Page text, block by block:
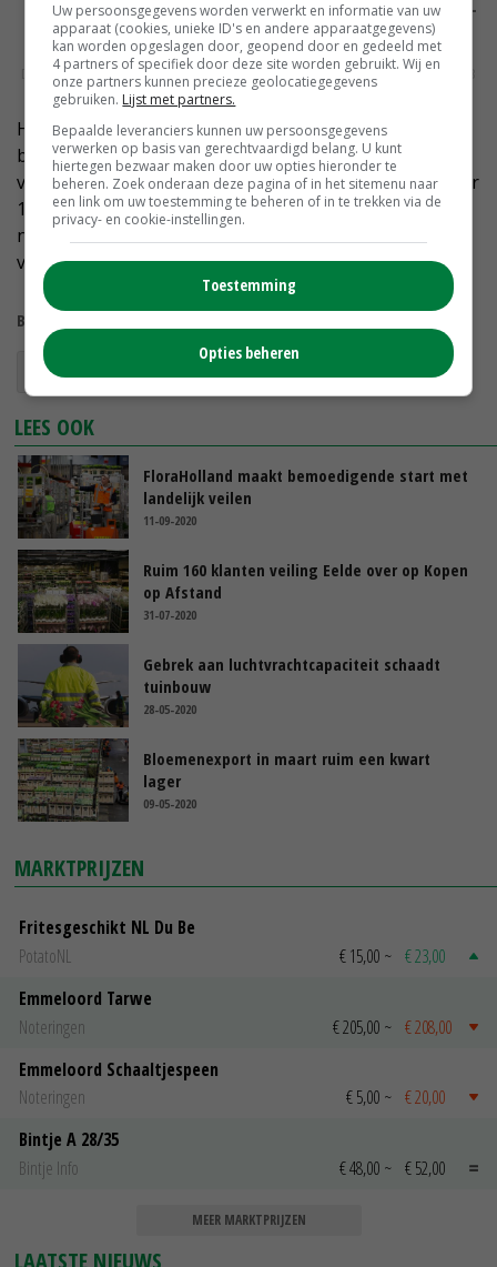
Het Verenigd Koninkrijk is na Duitsland het
belangrijkste exportland. In 2019 was het land goed
voor een exportwaarde van 855 miljoen euro. Gaat daar
100 miljoen vanaf, dan ligt de uitvoer weer op het
niveau van negen jaar geleden. Nederland verscheept
vooral bloemen naar Engeland.
Bekijk meer over:
sierteeltexport coronavirus brexit
LEES OOK
FloraHolland maakt bemoedigende start met
landelijk veilen
11-09-2020
Ruim 160 klanten veiling Eelde over op Kopen
op Afstand
31-07-2020
Gebrek aan luchtvrachtcapaciteit schaadt
tuinbouw
28-05-2020
Bloemenexport in maart ruim een kwart
lager
09-05-2020
MARKTPRIJZEN
Fritesgeschikt NL Du Be
PotatoNL
€ 15,00 ~ € 23,00
Emmeloord Tarwe
Noteringen
€ 205,00 ~ € 208,00
Emmeloord Schaaltjespeen
Noteringen
€ 5,00 ~ € 20,00
Bintje A 28/35
Bintje Info
€ 48,00 ~ € 52,00
MEER MARKTPRIJZEN
LAATSTE NIEUWS
Uw persoonsgegevens worden verwerkt en informatie van uw
apparaat (cookies, unieke ID's en andere apparaatgegevens)
kan worden opgeslagen door, geopend door en gedeeld met
4 partners of specifiek door deze site worden gebruikt. Wij en
onze partners kunnen precieze geolocatiegegevens
gebruiken. Lijst met partners.
Bepaalde leveranciers kunnen uw persoonsgegevens
verwerken op basis van gerechtvaardigd belang. U kunt
hiertegen bezwaar maken door uw opties hieronder te
beheren. Zoek onderaan deze pagina of in het sitemenu naar
een link om uw toestemming te beheren of in te trekken via de
privacy- en cookie-instellingen.
Toestemming
Opties beheren